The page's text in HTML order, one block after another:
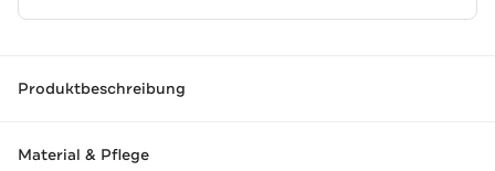
Produktbeschreibung
Material & Pflege